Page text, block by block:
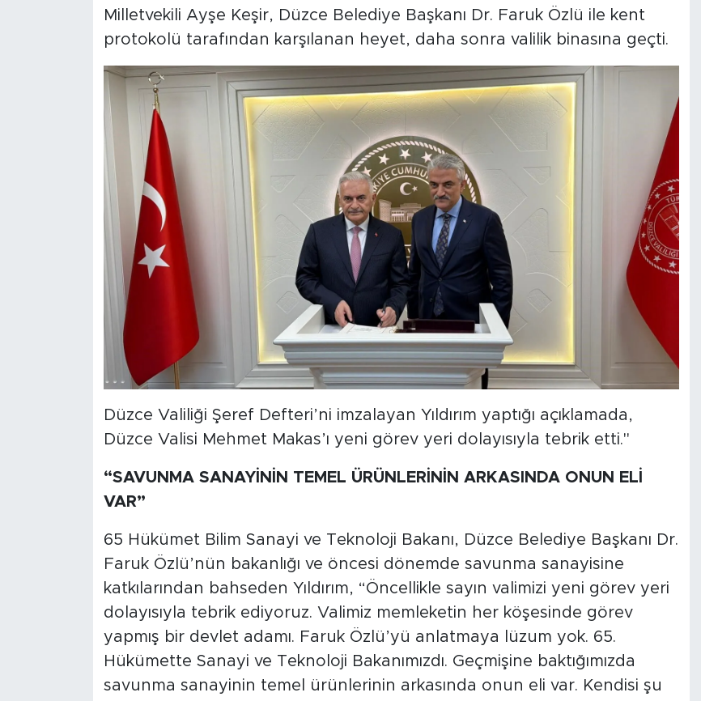
Milletvekili Ayşe Keşir, Düzce Belediye Başkanı Dr. Faruk Özlü ile kent
protokolü tarafından karşılanan heyet, daha sonra valilik binasına geçti.
Düzce Valiliği Şeref Defteri’ni imzalayan Yıldırım yaptığı açıklamada,
Düzce Valisi Mehmet Makas’ı yeni görev yeri dolayısıyla tebrik etti."
“SAVUNMA SANAYİNİN TEMEL ÜRÜNLERİNİN ARKASINDA ONUN ELİ
VAR”
65 Hükümet Bilim Sanayi ve Teknoloji Bakanı, Düzce Belediye Başkanı Dr.
Faruk Özlü’nün bakanlığı ve öncesi dönemde savunma sanayisine
katkılarından bahseden Yıldırım, “Öncellikle sayın valimizi yeni görev yeri
dolayısıyla tebrik ediyoruz. Valimiz memleketin her köşesinde görev
yapmış bir devlet adamı. Faruk Özlü’yü anlatmaya lüzum yok. 65.
Hükümette Sanayi ve Teknoloji Bakanımızdı. Geçmişine baktığımızda
savunma sanayinin temel ürünlerinin arkasında onun eli var. Kendisi şu